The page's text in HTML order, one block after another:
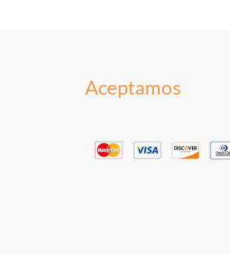
Aceptamos